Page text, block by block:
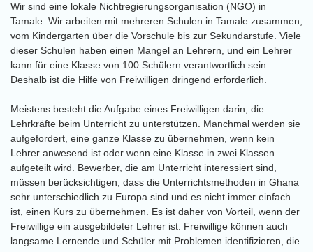
Wir sind eine lokale Nichtregierungsorganisation (NGO) in
Tamale. Wir arbeiten mit mehreren Schulen in Tamale zusammen,
vom Kindergarten über die Vorschule bis zur Sekundarstufe. Viele
dieser Schulen haben einen Mangel an Lehrern, und ein Lehrer
kann für eine Klasse von 100 Schülern verantwortlich sein.
Deshalb ist die Hilfe von Freiwilligen dringend erforderlich.
Meistens besteht die Aufgabe eines Freiwilligen darin, die
Lehrkräfte beim Unterricht zu unterstützen. Manchmal werden sie
aufgefordert, eine ganze Klasse zu übernehmen, wenn kein
Lehrer anwesend ist oder wenn eine Klasse in zwei Klassen
aufgeteilt wird. Bewerber, die am Unterricht interessiert sind,
müssen berücksichtigen, dass die Unterrichtsmethoden in Ghana
sehr unterschiedlich zu Europa sind und es nicht immer einfach
ist, einen Kurs zu übernehmen. Es ist daher von Vorteil, wenn der
Freiwillige ein ausgebildeter Lehrer ist. Freiwillige können auch
langsame Lernende und Schüler mit Problemen identifizieren, die